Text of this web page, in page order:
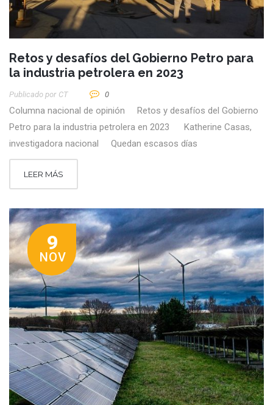
Retos y desafíos del Gobierno Petro para
la industria petrolera en 2023
Publicado por CT 0
Columna nacional de opinión Retos y desafíos del Gobierno
Petro para la industria petrolera en 2023 Katherine Casas,
investigadora nacional Quedan escasos días
LEER MÁS
9
NOV